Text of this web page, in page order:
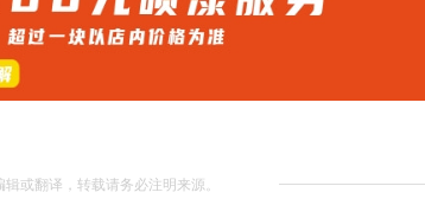
或翻译，转载请务必注明来源。